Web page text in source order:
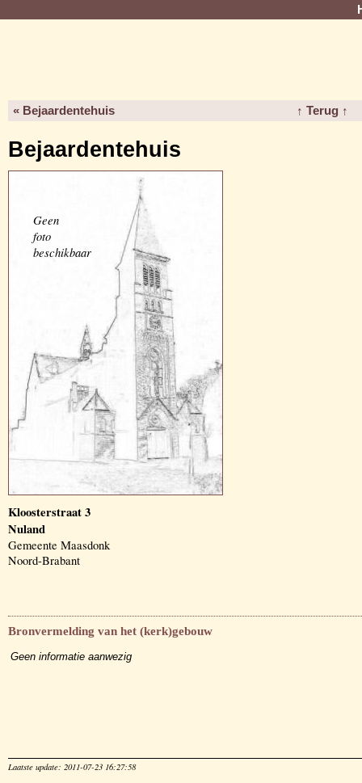
« Bejaardentehuis ↑ Terug ↑
Bejaardentehuis
Geen
foto
beschikbaar
Kloosterstraat 3
Nuland
Gemeente Maasdonk
Noord-Brabant
Bronvermelding van het (kerk)gebouw
Geen informatie aanwezig
Laatste update: 2011-07-23 16:27:58